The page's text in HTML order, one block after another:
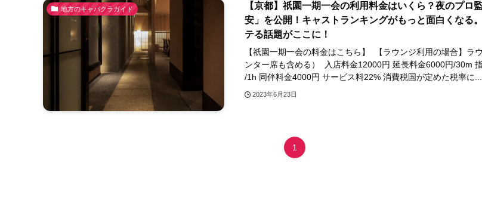
地方のキャバクラガイド
【京都】祇園一期一会の利用料金はいくら？夜のプロ
安」を公開！キャストランキングがもっと面白くなる
テる話題がここに！
【祇園一期一会の料金はこちら】 【ラウンジ利用の場合】ラ
ンター席も含める） 入店料金12000円 延長料金6000円/30m
/1h 同伴料金4000円 サービス料22% 消費税国が定めた税率に...
2023年6月23日
1